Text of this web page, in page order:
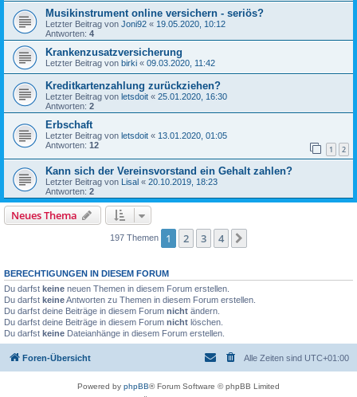
Musikinstrument online versichern - seriös?
Letzter Beitrag von Joni92 « 19.05.2020, 10:12
Antworten: 4
Krankenzusatzversicherung
Letzter Beitrag von birki « 09.03.2020, 11:42
Kreditkartenzahlung zurückziehen?
Letzter Beitrag von letsdoit « 25.01.2020, 16:30
Antworten: 2
Erbschaft
Letzter Beitrag von letsdoit « 13.01.2020, 01:05
Antworten: 12 1 2
Kann sich der Vereinsvorstand ein Gehalt zahlen?
Letzter Beitrag von Lisal « 20.10.2019, 18:23
Antworten: 2
Neues Thema
197 Themen 1 2 3 4
BERECHTIGUNGEN IN DIESEM FORUM
Du darfst keine neuen Themen in diesem Forum erstellen.
Du darfst keineAntworten zu Themen in diesem Forum erstellen.
Du darfst deine Beiträge in diesem Forum nicht ändern.
Du darfst deine Beiträge in diesem Forum nicht löschen.
Du darfst keine Dateianhänge in diesem Forum erstellen.
Foren-Übersicht Alle Zeiten sind UTC+01:00
Powered by phpBB® Forum Software © phpBB Limited